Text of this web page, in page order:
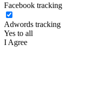
Facebook tracking
Adwords tracking
Yes to all
I Agree